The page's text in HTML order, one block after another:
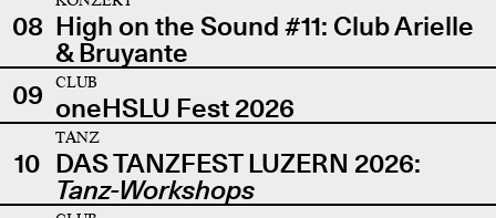
08 High on the Sound #11: Club Arielle
& Bruyante
09
CLUB
oneHSLU Fest 2026
10
TANZ
DAS TANZFEST LUZERN 2026:
Tanz-Workshops